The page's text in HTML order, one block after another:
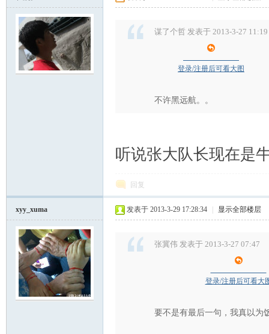
谋了个哲 发表于 2013-3-27 11:19
登录/注册后可看大图
不许黑远航。。
听说张大队长现在是
回复
xyy_xuma 发表于 2013-3-29 17:28:34 显示全部楼层
张冀伟 发表于 2013-3-27 07:47
登录/注册后可看大
要不是有最后一句，我真以为